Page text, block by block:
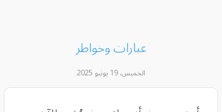
عبارات وخواطر
الخميس، 19 يونيو 2025